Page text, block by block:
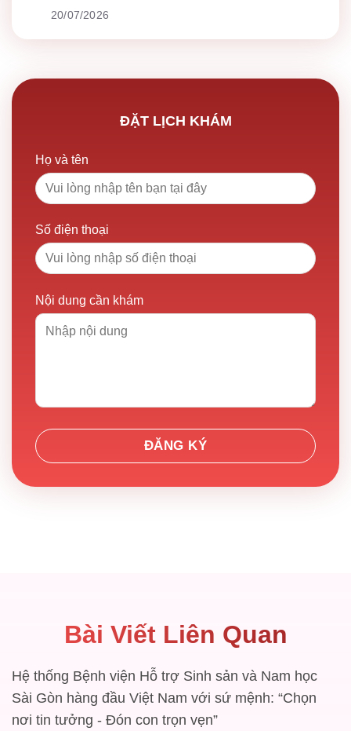
20/07/2026
ĐẶT LỊCH KHÁM
Họ và tên
Số điện thoại
Nội dung cần khám
Bài Viết Liên Quan
Hệ thống Bệnh viện Hỗ trợ Sinh sản và Nam học
Sài Gòn hàng đầu Việt Nam với sứ mệnh: “Chọn
nơi tin tưởng - Đón con trọn vẹn”